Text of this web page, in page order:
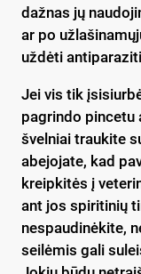
dažnas jų
ar po
uždėti
Jei vis tik
pagrindo pincetu
švelniai traukite
abejojate, kad
kreipkitės į
ant jos spiritinių
nespaudinėkite,
seilėmis gali